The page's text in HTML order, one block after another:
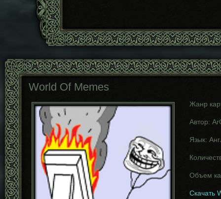
World Of Memes
Жанр
Автор:
Язык:
Объем
Скачать